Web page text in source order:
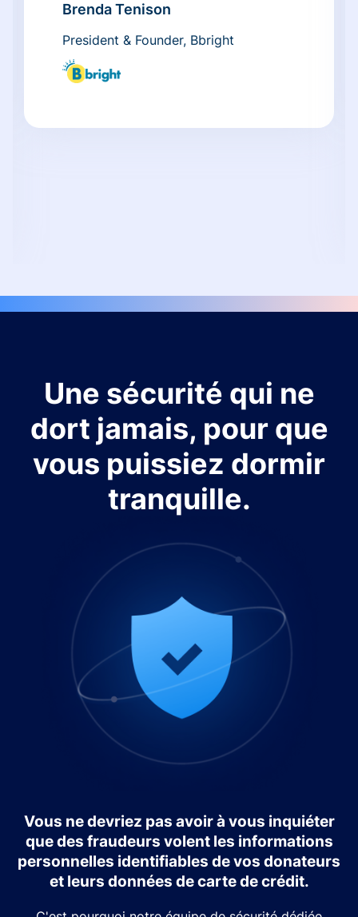
Brenda Tenison
President & Founder, Bbright
Une sécurité qui ne
dort jamais, pour que
vous puissiez dormir
tranquille.
Vous ne devriez pas avoir à vous inquiéter
que des fraudeurs volent les informations
personnelles identifiables de vos donateurs
et leurs données de carte de crédit.